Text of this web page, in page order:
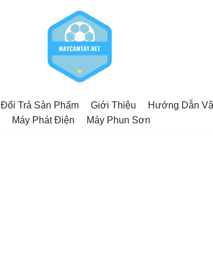
Đổi Trả Sản Phẩm Giới Thiệu Hướng Dẫn
Máy Phát Điện Máy Phun Sơn